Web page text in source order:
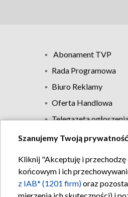
Abonament TVP
Rada Programowa
Biuro Reklamy
Oferta Handlowa
Telegazeta
Szanujemy Twoją prywatność
Kliknij "Akceptuję i przechodzę
końcowym i ich
z IAB* (1201 firm)oraz